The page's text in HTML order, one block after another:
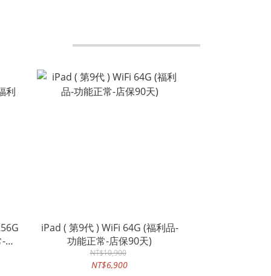
店
iPad ( 第9代 ) WiFi 64G (福利品-
功能正常-店保90天)
NT$10,900
NT$6,900